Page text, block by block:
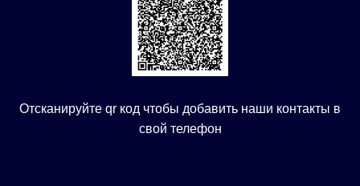
Отсканируйте qr код чтобы добавить наши контакты в
свой телефон